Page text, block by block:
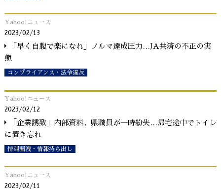
Yahoo!ニュース
2023/02/13
「早く自腹で楽になれ」ノルマ達成圧力…JA共済の不正の実
態
コンプライアンス・法令違反
Yahoo!ニュース
2023/02/12
「企業誘致」内部資料、県職員が一時紛失…帰宅途中でトイレ
に置き忘れ
情報漏洩・情報持ち出し
Yahoo!ニュース
2023/02/11